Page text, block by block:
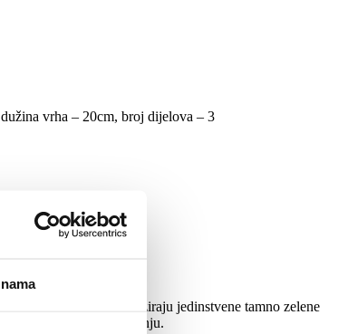
vrha – 20cm, broj dijelova – 3
Jelu karakteriziraju jedinstvene tamno zelene
privući svačiju pažnju.